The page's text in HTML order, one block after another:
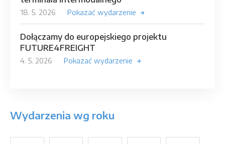
18. 5. 2026 Pokazać wydarzenie
Dołączamy do europejskiego projektu
FUTURE4FREIGHT
4. 5. 2026 Pokazać wydarzenie
Wydarzenia wg roku